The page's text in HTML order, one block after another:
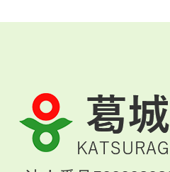
葛
城
市